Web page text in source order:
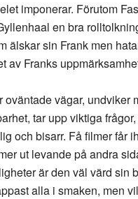
imponerar. Förutom
en bra
älskar sin Frank men
av Franks
oväntade vägar, undviker
tar upp viktiga
och bisarr. Få filmer får
ut levande på andra
är den väl värd sin
alla i smaken, men